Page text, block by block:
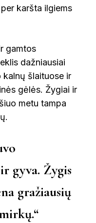
karšta ilgiems
gamtos
dažniausiai
kalnų šlaituose ir
gėlės. Žygiai ir
metu tampa
gyva. Žygis
gražiausių